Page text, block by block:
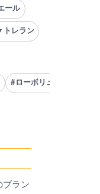
ール
トレラン
#ローボリューム
ブラン